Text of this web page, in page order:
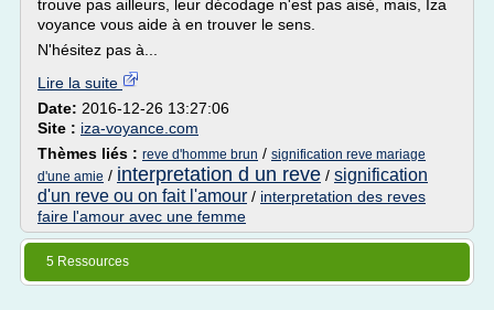
trouve pas ailleurs, leur décodage n'est pas aisé, mais, Iza
voyance vous aide à en trouver le sens.
N'hésitez pas à...
Lire la suite
Date: 2016-12-26 13:27:06
Site : iza-voyance.com
Thèmes liés : reve d'homme brun / signification reve mariage
d'une amie / interpretation d un reve / signification
d'un reve ou on fait l'amour / interpretation des reves
faire l'amour avec une femme
5 Ressources